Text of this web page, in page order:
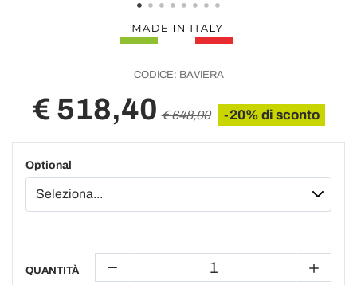
CODICE: BAVIERA
€ 518,40 € 648,00 -20% di sconto
Optional
QUANTITÀ